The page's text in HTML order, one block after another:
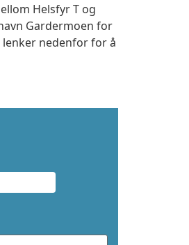
Helsfyr T og
Gardermoen for
nedenfor for å